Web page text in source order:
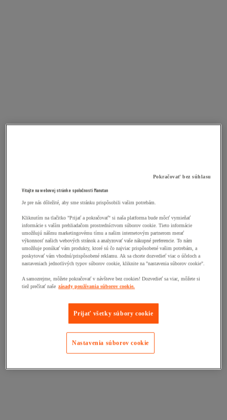
Pokračovať bez súhlasu
Vitajte na webovej stránke spoločnosti Manutan
Je pre nás dôležité, aby sme stránku prispôsobili vašim potrebám.
Kliknutím na tlačitko "Prijať a pokračovať" si naša platforma bude môcť vymieňať
informácie s vaším prehliadačom prostredníctvom súborov cookie. Tieto informácie
umožňujú nášmu marketingovému tímu a našim internetovým partnerom merať
výkonnosť našich webových stránok a analyzovať vaše nákupné preferencie. To nám
umožňuje ponúkať vám produkty, ktoré sú čo najviac prispôsobené vašim potrebám, a
poskytovať vám vhodnú/prispôsobené reklamu. Ak sa chcete dozvedieť viac o účeloch a
nastaveniach jednotlivých typov súborov cookie, kliknite na "nastavenia súborov cookie".
A samozrejme, môžete pokračovať v návšteve bez cookies! Dozvedieť sa viac, môžete si
tiež prečítať naše zásady používania súborov cookie.
Prijať všetky súbory cookie
Nastavenia súborov cookie